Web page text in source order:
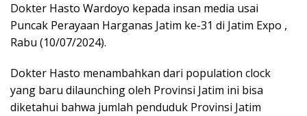
Dokter Hasto Wardoyo kepada insan media usai
Puncak Perayaan Harganas Jatim ke-31 di Jatim Expo ,
Rabu (10/07/2024).
Dokter Hasto menambahkan dari population clock
yang baru dilaunching oleh Provinsi Jatim ini bisa
diketahui bahwa jumlah penduduk Provinsi Jatim